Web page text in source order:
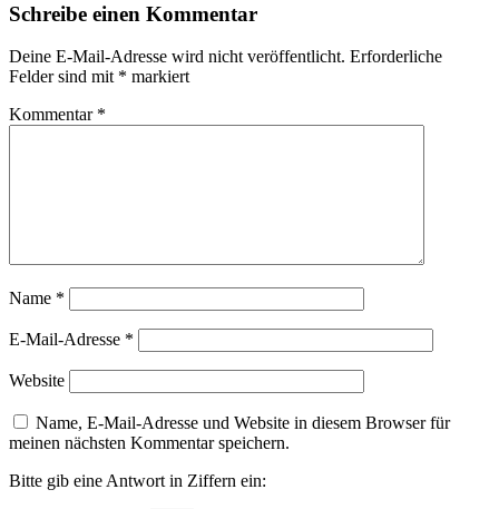
Schreibe einen Kommentar
Deine E-Mail-Adresse wird nicht veröffentlicht. Erforderliche
Felder sind mit * markiert
Kommentar *
Name *
E-Mail-Adresse *
Website
Name, E-Mail-Adresse und Website in diesem Browser für
meinen nächsten Kommentar speichern.
Bitte gib eine Antwort in Ziffern ein: